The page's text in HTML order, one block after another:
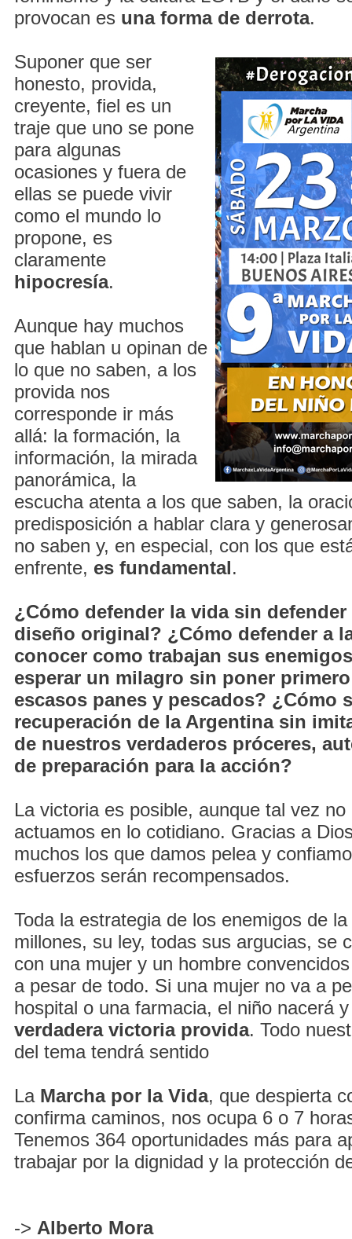
provocan es una forma de derrota.
Suponer que ser
honesto, provida,
creyente, fiel es un
traje que uno se pone
para algunas
ocasiones y fuera de
ellas se puede vivir
como el mundo lo
propone, es
claramente
hipocresía.
Aunque hay muchos
que hablan u opinan de
lo que no saben, a los
provida nos
corresponde ir más
allá: la formación, la
información, la mirada
panorámica, la
escucha atenta a los que saben, la
predisposición a hablar clara y
no saben y, en especial, con los que
enfrente, es fundamental.
¿Cómo defender la vida sin
diseño original? ¿Cómo defender a
conocer como trabajan sus
esperar un milagro sin poner
escasos panes y pescados? ¿Cómo
recuperación de la Argentina sin
de nuestros verdaderos próceres,
de preparación para la acción?
La victoria es posible, aunque tal vez
actuamos en lo cotidiano. Gracias a
muchos los que damos pelea y
esfuerzos serán recompensados.
Toda la estrategia de los enemigos de
millones, su ley, todas sus argucias, se
con una mujer y un hombre
a pesar de todo. Si una mujer no va a
hospital o una farmacia, el niño nacerá
verdadera victoria provida. Todo
del tema tendrá sentido
La Marcha por la Vida, que despierta
confirma caminos, nos ocupa 6 o 7
Tenemos 364 oportunidades más para
trabajar por la dignidad y la protección
-> Alberto Mora